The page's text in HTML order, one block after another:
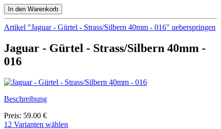
Artikel "Jaguar - Gürtel - Strass/Silbern 40mm - 016" ueberspringen
Jaguar - Gürtel - Strass/Silbern 40mm -
016
Beschreibung
Preis: 59.00 €
12 Varianten wählen